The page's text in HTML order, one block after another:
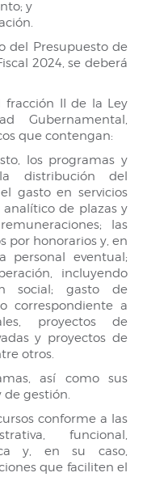
y
del Presupuesto de
2024, se deberá
fracción II de la Ley
Gubernamental,
que contengan:
los programas y
distribución del
gasto en servicios
de plazas y
las
por honorarios y, en
personal eventual;
incluyendo
social; gasto de
correspondiente a
proyectos de
y proyectos de
otros.
así como sus
gestión.
conforme a las
funcional,
y, en su caso,
que faciliten el